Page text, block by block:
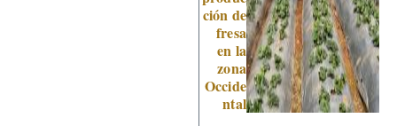
ción de
fresa
en la
zona
Occide
ntal